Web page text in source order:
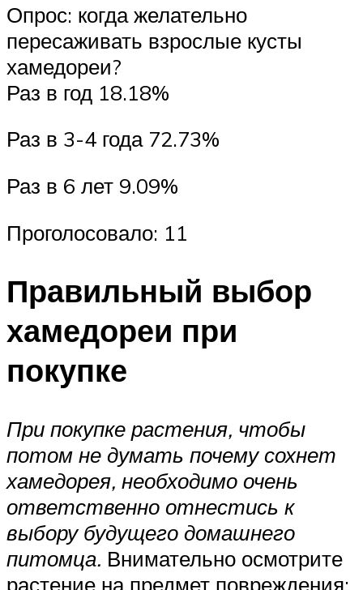
Опрос: когда желательно
пересаживать взрослые кусты
хамедореи?
Раз в год 18.18%
Раз в 3-4 года 72.73%
Раз в 6 лет 9.09%
Проголосовало: 11
Правильный выбор
хамедореи при
покупке
При покупке растения, чтобы
потом не думать почему сохнет
хамедорея, необходимо очень
ответственно отнестись к
выбору будущего домашнего
питомца. Внимательно осмотрите
растение на предмет повреждения: